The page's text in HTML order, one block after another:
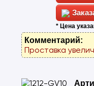
* Цена
Комментарий:
Проставка